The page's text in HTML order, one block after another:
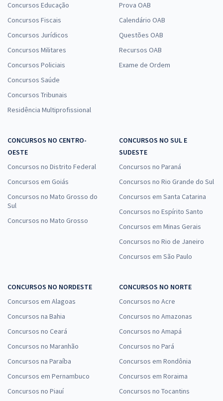
Concursos Educação
Concursos Fiscais
Concursos Jurídicos
Concursos Militares
Concursos Policiais
Concursos Saúde
Concursos Tribunais
Residência Multiprofissional
Prova OAB
Calendário OAB
Questões OAB
Recursos OAB
Exame de Ordem
CONCURSOS NO CENTRO-
OESTE
Concursos no Distrito Federal
Concursos em Goiás
Concursos no Mato Grosso do
Sul
Concursos no Mato Grosso
CONCURSOS NO SUL E
SUDESTE
Concursos no Paraná
Concursos no Rio Grande do Sul
Concursos em Santa Catarina
Concursos no Espírito Santo
Concursos em Minas Gerais
Concursos no Rio de Janeiro
Concursos em São Paulo
CONCURSOS NO NORDESTE
Concursos em Alagoas
Concursos na Bahia
Concursos no Ceará
Concursos no Maranhão
Concursos na Paraíba
Concursos em Pernambuco
Concursos no Piauí
CONCURSOS NO NORTE
Concursos no Acre
Concursos no Amazonas
Concursos no Amapá
Concursos no Pará
Concursos em Rondônia
Concursos em Roraima
Concursos no Tocantins